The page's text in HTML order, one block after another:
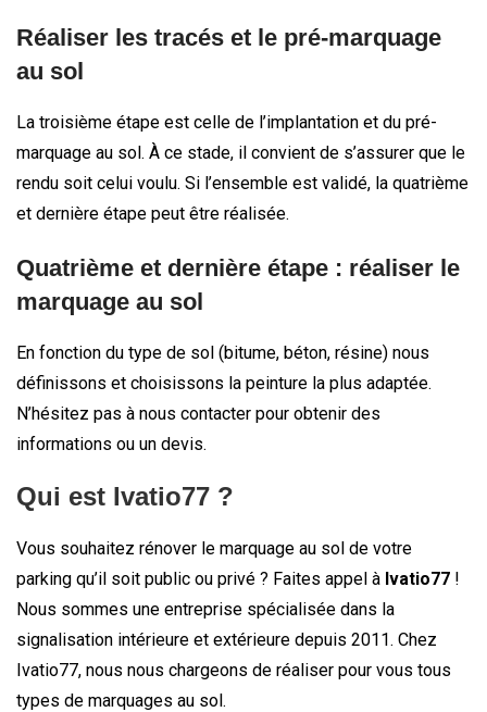
Réaliser les tracés et le pré-marquage
au sol
La troisième étape est celle de l’implantation et du pré-
marquage au sol. À ce stade, il convient de s’assurer que le
rendu soit celui voulu. Si l’ensemble est validé, la quatrième
et dernière étape peut être réalisée.
Quatrième et dernière étape : réaliser le
marquage au sol
En fonction du type de sol (bitume, béton, résine) nous
définissons et choisissons la peinture la plus adaptée.
N’hésitez pas à nous contacter pour obtenir des
informations ou un devis.
Qui est Ivatio77 ?
Vous souhaitez rénover le marquage au sol de votre
parking qu’il soit public ou privé ? Faites appel à Ivatio77 !
Nous sommes une entreprise spécialisée dans la
signalisation intérieure et extérieure depuis 2011. Chez
Ivatio77, nous nous chargeons de réaliser pour vous tous
types de marquages au sol.